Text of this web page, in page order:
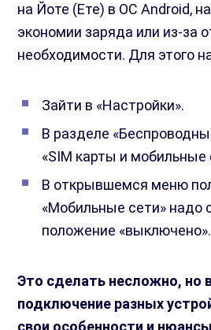
на Йоте (Ете) в ОС Android,
экономии заряда или из-за
необходимости. Для этого
Зайти в «Настройки».
В разделе
«SIM карты и мобильные
В открывшемся меню
«Мобильные сети» надо
положение «выключено».
Это сделать несложно, но
подключение разных